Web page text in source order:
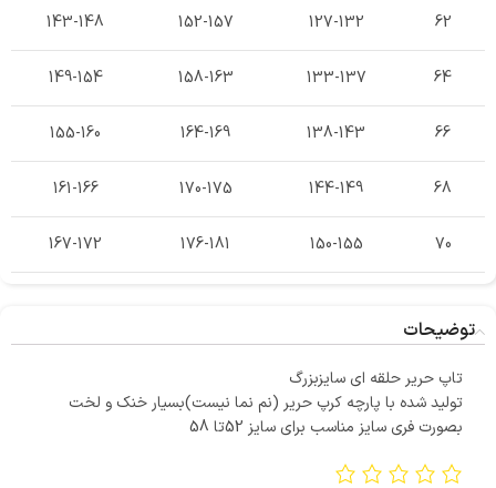
62
127-132
152-157
143-148
64
133-137
158-163
149-154
66
138-143
164-169
155-160
68
144-149
170-175
161-166
70
150-155
176-181
167-172
توضیحات
تاپ حریر حلقه ای سایزبزرگ
تولید شده با پارچه کرپ حریر (نم نما نیست)بسیار خنک و لخت
بصورت فری سایز مناسب برای سایز 52تا 58